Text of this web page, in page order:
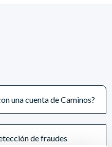
una cuenta de Caminos?
de fraudes